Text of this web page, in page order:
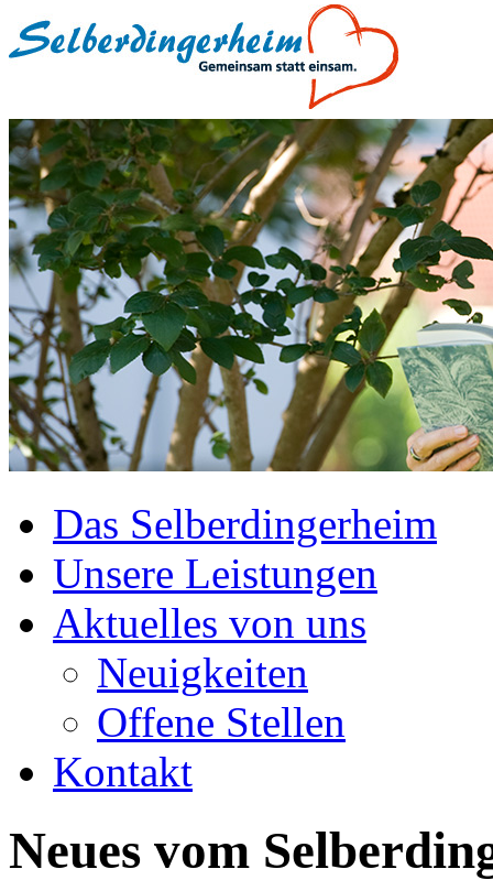
Das Selberdingerheim
Unsere Leistungen
Aktuelles von uns
Neuigkeiten
Offene Stellen
Kontakt
Neues vom